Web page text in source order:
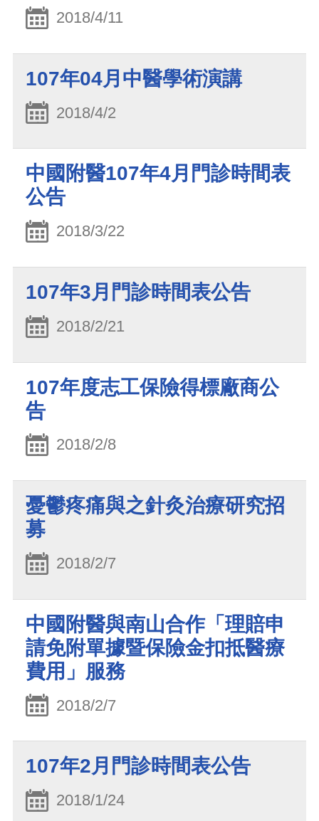
2018/4/11
107年04月中醫學術演講
2018/4/2
中國附醫107年4月門診時間表
公告
2018/3/22
107年3月門診時間表公告
2018/2/21
107年度志工保險得標廠商公
告
2018/2/8
憂鬱疼痛與之針灸治療研究招
募
2018/2/7
中國附醫與南山合作「理賠申
請免附單據暨保險金扣抵醫療
費用」服務
2018/2/7
107年2月門診時間表公告
2018/1/24